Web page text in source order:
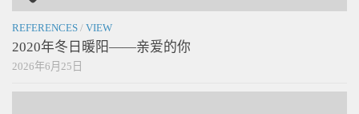
REFERENCES / VIEW
2020年冬日暖阳——亲爱的你
2026年6月25日